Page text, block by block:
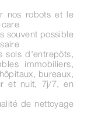
nos robots et le
souvent possible
sols d'entrepôts,
immobiliers,
bureaux,
et nuit, 7j/7, en
de nettoyage